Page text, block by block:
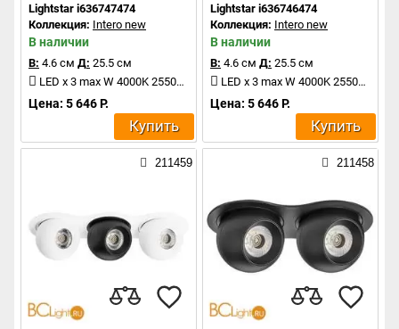
Lightstar i636747474
Коллекция: Intero new
В наличии
В: 4.6 см Д: 25.5 см
LED x 3 max W 4000K 2550Lm
Цена: 5 646 Р.
Купить
Lightstar i636746474
Коллекция: Intero new
В наличии
В: 4.6 см Д: 25.5 см
LED x 3 max W 4000K 2550Lm
Цена: 5 646 Р.
Купить
211459 211458